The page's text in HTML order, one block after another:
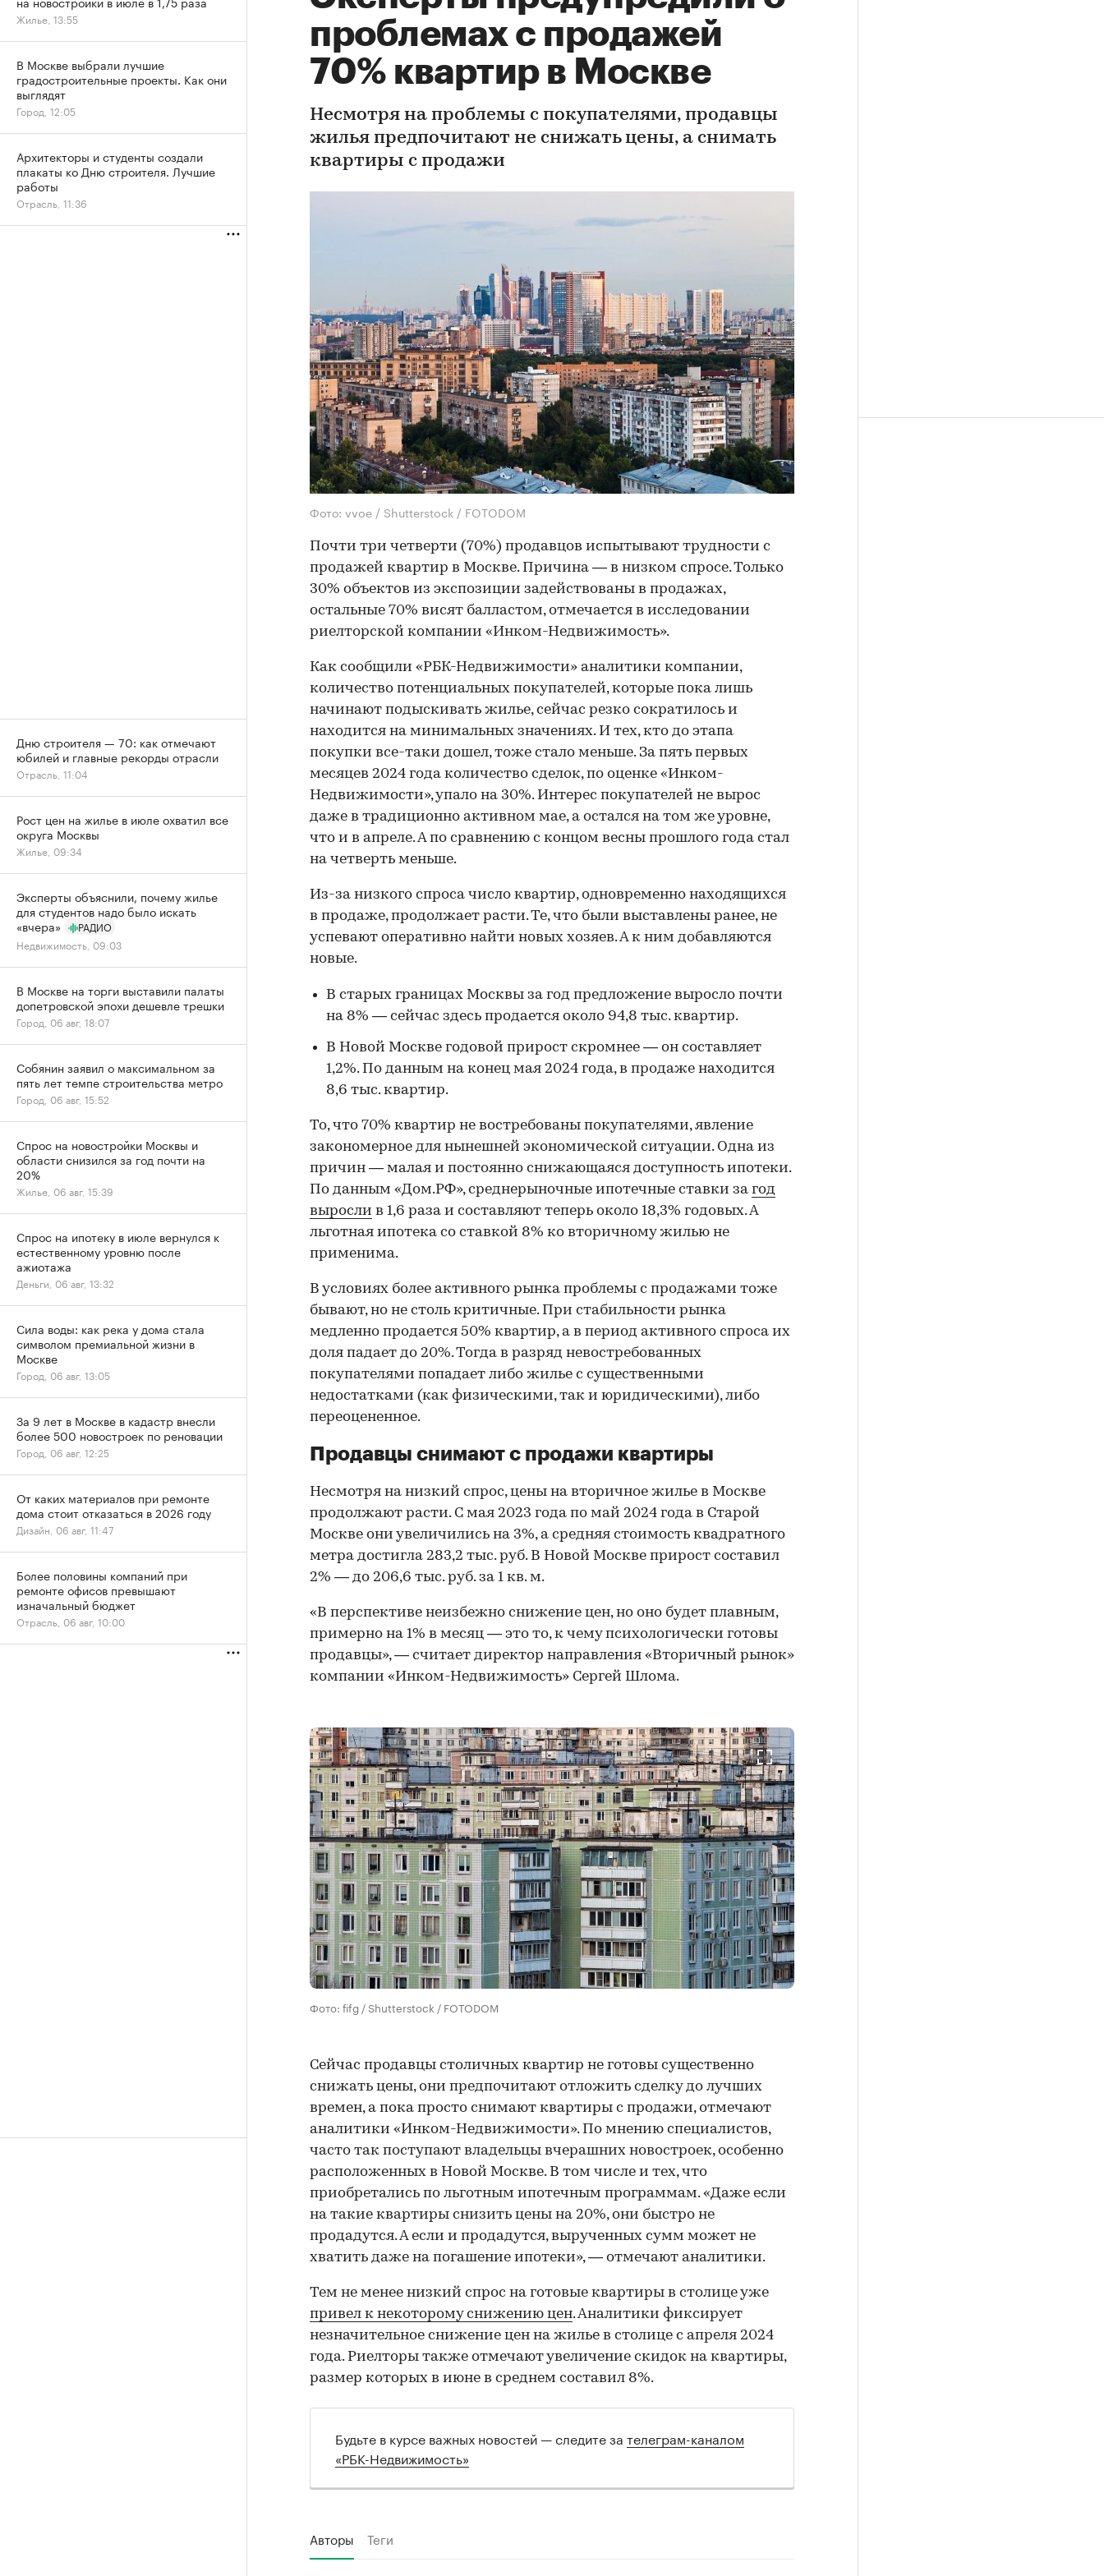
проблемах с продажей
70% квартир в Москве
Несмотря на проблемы с покупателями, продавцы
жилья предпочитают не снижать цены, а снимать
квартиры с продажи
Фото: vvoe / Shutterstock / FOTODOM
Почти три четверти (70%) продавцов испытывают трудности с
продажей квартир в Москве. Причина — в низком спросе. Только
30% объектов из экспозиции задействованы в продажах,
остальные 70% висят балластом, отмечается в исследовании
риелторской компании «Инком-Недвижимость».
Как сообщили «РБК-Недвижимости» аналитики компании,
количество потенциальных покупателей, которые пока лишь
начинают подыскивать жилье, сейчас резко сократилось и
находится на минимальных значениях. И тех, кто до этапа
покупки все-таки дошел, тоже стало меньше. За пять первых
месяцев 2024 года количество сделок, по оценке «Инком-
Недвижимости», упало на 30%. Интерес покупателей не вырос
даже в традиционно активном мае, а остался на том же уровне,
что и в апреле. А по сравнению с концом весны прошлого года стал
на четверть меньше.
Из-за низкого спроса число квартир, одновременно находящихся
в продаже, продолжает расти. Те, что были выставлены ранее, не
успевают оперативно найти новых хозяев. А к ним добавляются
новые.
В старых границах Москвы за год предложение выросло почти
на 8% — сейчас здесь продается около 94,8 тыс. квартир.
В Новой Москве годовой прирост скромнее — он составляет
1,2%. По данным на конец мая 2024 года, в продаже находится
8,6 тыс. квартир.
То, что 70% квартир не востребованы покупателями, явление
закономерное для нынешней экономической ситуации. Одна из
причин — малая и постоянно снижающаяся доступность ипотеки.
По данным «Дом.РФ», среднерыночные ипотечные ставки за год
выросли в 1,6 раза и составляют теперь около 18,3% годовых. А
льготная ипотека со ставкой 8% ко вторичному жилью не
применима.
В условиях более активного рынка проблемы с продажами тоже
бывают, но не столь критичные. При стабильности рынка
медленно продается 50% квартир, а в период активного спроса их
доля падает до 20%. Тогда в разряд невостребованных
покупателями попадает либо жилье с существенными
недостатками (как физическими, так и юридическими), либо
переоцененное.
Продавцы снимают с продажи квартиры
Несмотря на низкий спрос, цены на вторичное жилье в Москве
продолжают расти. С мая 2023 года по май 2024 года в Старой
Москве они увеличились на 3%, а средняя стоимость квадратного
метра достигла 283,2 тыс. руб. В Новой Москве прирост составил
2% — до 206,6 тыс. руб. за 1 кв. м.
«В перспективе неизбежно снижение цен, но оно будет плавным,
примерно на 1% в месяц — это то, к чему психологически готовы
продавцы», — считает директор направления «Вторичный рынок»
компании «Инком-Недвижимость» Сергей Шлома.
Фото: fifg / Shutterstock / FOTODOM
Сейчас продавцы столичных квартир не готовы существенно
снижать цены, они предпочитают отложить сделку до лучших
времен, а пока просто снимают квартиры с продажи, отмечают
аналитики «Инком-Недвижимости». По мнению специалистов,
часто так поступают владельцы вчерашних новостроек, особенно
расположенных в Новой Москве. В том числе и тех, что
приобретались по льготным ипотечным программам. «Даже если
на такие квартиры снизить цены на 20%, они быстро не
продадутся. А если и продадутся, вырученных сумм может не
хватить даже на погашение ипотеки», — отмечают аналитики.
Тем не менее низкий спрос на готовые квартиры в столице уже
привел к некоторому снижению цен. Аналитики фиксирует
незначительное снижение цен на жилье в столице с апреля 2024
года. Риелторы также отмечают увеличение скидок на квартиры,
размер которых в июне в среднем составил 8%.
Будьте в курсе важных новостей — следите за телеграм-каналом
«РБК-Недвижимость»
Авторы Теги
Жилье, 13:55
В Москве выбрали лучшие
градостроительные проекты. Как они
выглядят
Город, 12:05
Архитекторы и студенты создали
плакаты ко Дню строителя. Лучшие
работы
Отрасль, 11:36
Дню строителя — 70: как отмечают
юбилей и главные рекорды отрасли
Отрасль, 11:04
Рост цен на жилье в июле охватил все
округа Москвы
Жилье, 09:34
Эксперты объяснили, почему жилье
для студентов надо было искать
«вчера»
РАДИО
Недвижимость, 09:03
В Москве на торги выставили палаты
допетровской эпохи дешевле трешки
Город, 06 авг, 18:07
Собянин заявил о максимальном за
пять лет темпе строительства метро
Город, 06 авг, 15:52
Спрос на новостройки Москвы и
области снизился за год почти на
20%
Жилье, 06 авг, 15:39
Спрос на ипотеку в июле вернулся к
естественному уровню после
ажиотажа
Деньги, 06 авг, 13:32
Сила воды: как река у дома стала
символом премиальной жизни в
Москве
Город, 06 авг, 13:05
За 9 лет в Москве в кадастр внесли
более 500 новостроек по реновации
Город, 06 авг, 12:25
От каких материалов при ремонте
дома стоит отказаться в 2026 году
Дизайн, 06 авг, 11:47
Более половины компаний при
ремонте офисов превышают
изначальный бюджет
Отрасль, 06 авг, 10:00